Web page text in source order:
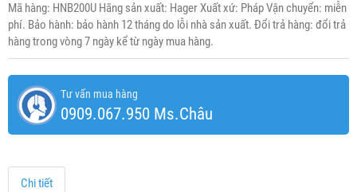
Mã hàng: HNB200U Hãng sản xuất: Hager Xuất xứ: Pháp Vận chuyển: miễn
phí. Bảo hành: bảo hành 12 tháng do lỗi nhà sản xuất. Đổi trả hàng: đổi trả
hàng trong vòng 7 ngày kể từ ngày mua hàng.
Tư vấn mua hàng
0909.067.950 Ms.Châu
Chi tiết